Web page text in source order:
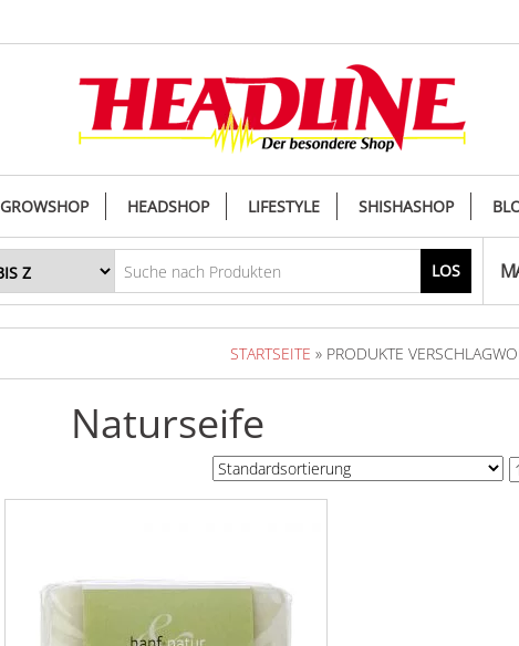
GROWSHOP HEADSHOP LIFESTYLE SHISHASHOP
LOS
STARTSEITE » PRODUKTE
Naturseife